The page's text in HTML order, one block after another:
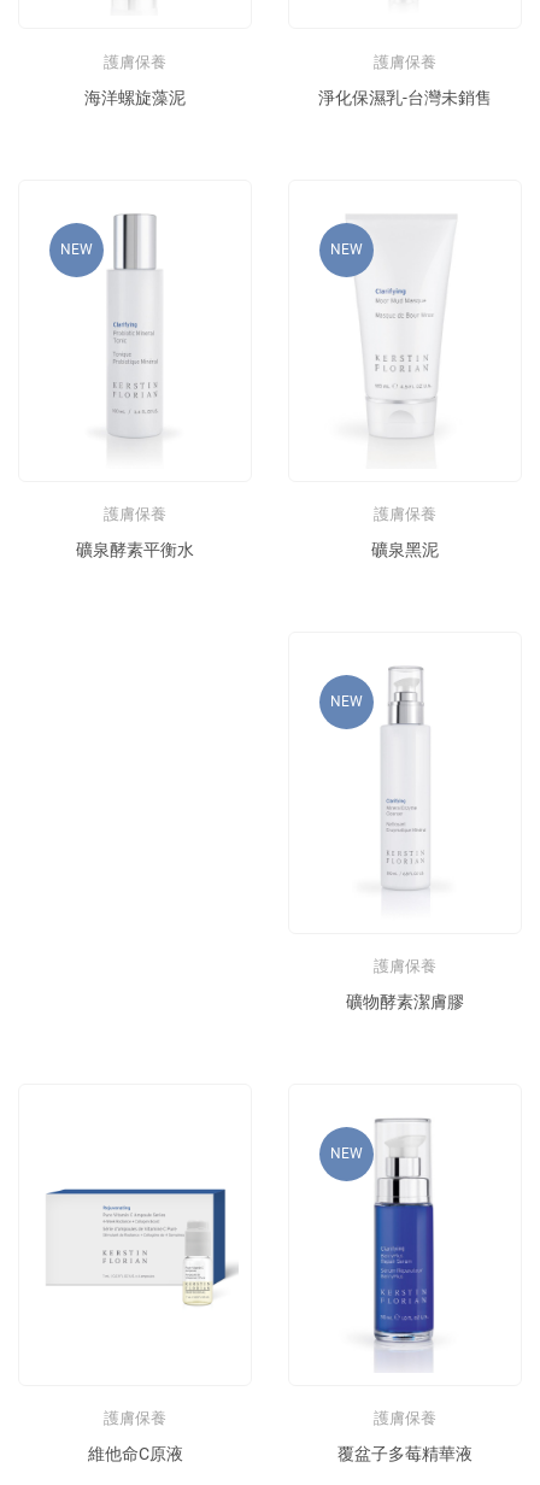
護膚保養
海洋螺旋藻泥
護膚保養
淨化保濕乳-台灣未銷售
NEW
護膚保養
礦泉酵素平衡水
NEW
護膚保養
礦泉黑泥
NEW
護膚保養
礦物酵素潔膚膠
護膚保養
維他命C原液
NEW
護膚保養
覆盆子多莓精華液